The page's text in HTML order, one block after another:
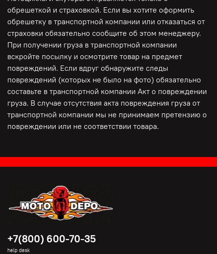
обрешеткой и страховкой. Если вы хотите оформить
обрешетку в транспортной компании или отказаться от
страховки обязательно сообщите об этом менеджеру.
При получении груза в транспортной компании
вскройте посылку и осмотрите товар на предмет
повреждений. Если вдруг обнаружите следы
повреждений (которых не было на фото) обязательно
составьте в транспортной компании Акт о повреждении
груза. В случае отсутствия акта повреждения груза от
транспортной компании мы не принимаем претензию о
повреждении или не соответствии товара.
+7(800) 600-70-35
help desk